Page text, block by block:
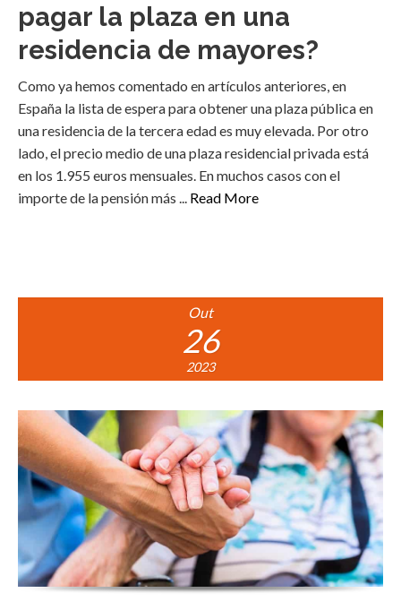
pagar la plaza en una
residencia de mayores?
Como ya hemos comentado en artículos anteriores, en
España la lista de espera para obtener una plaza pública en
una residencia de la tercera edad es muy elevada. Por otro
lado, el precio medio de una plaza residencial privada está
en los 1.955 euros mensuales. En muchos casos con el
importe de la pensión más ... Read More
Out
26
2023